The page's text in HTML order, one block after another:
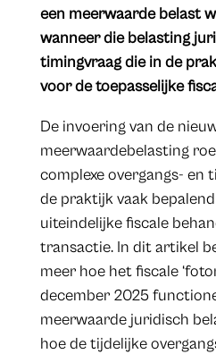
een meerwaarde belast
wanneer die belasting
timingvraag die in de
voor de toepasselijke
De invoering van de
meerwaardebelasting
complexe overgangs- en
de praktijk vaak
uiteindelijke fiscale
transactie. In dit artikel
meer hoe het fiscale
december 2025
meerwaarde juridisch
hoe de tijdelijke